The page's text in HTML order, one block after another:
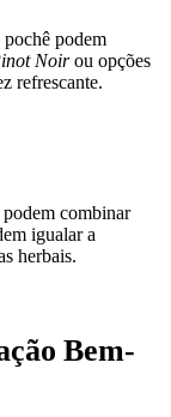
pochê podem
Noirou opções
refrescante.
combinar
igualar a
herbais.
Bem-